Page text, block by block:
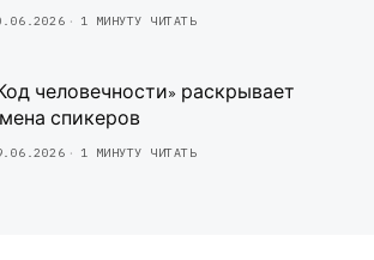
1 МИНУТУ ЧИТАТЬ
человечности» раскрывает
спикеров
1 МИНУТУ ЧИТАТЬ